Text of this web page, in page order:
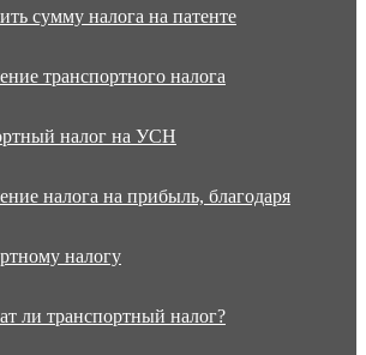
сумму налога на патенте
транспортного налога
налог на УСН
налога на прибыль, благодаря
налогу
ли транспортный налог?